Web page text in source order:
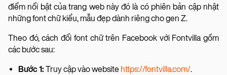
điểm nổi bật của trang web này đó là có phiên bản cập nhật
những font chữ kiểu, mẫu đẹp dành riêng cho gen Z.
Theo đó, cách đổi font chữ trên Facebook với Fontvilla gồm
các bước sau:
Bước 1: Truy cập vào website https://fontvilla.com/.